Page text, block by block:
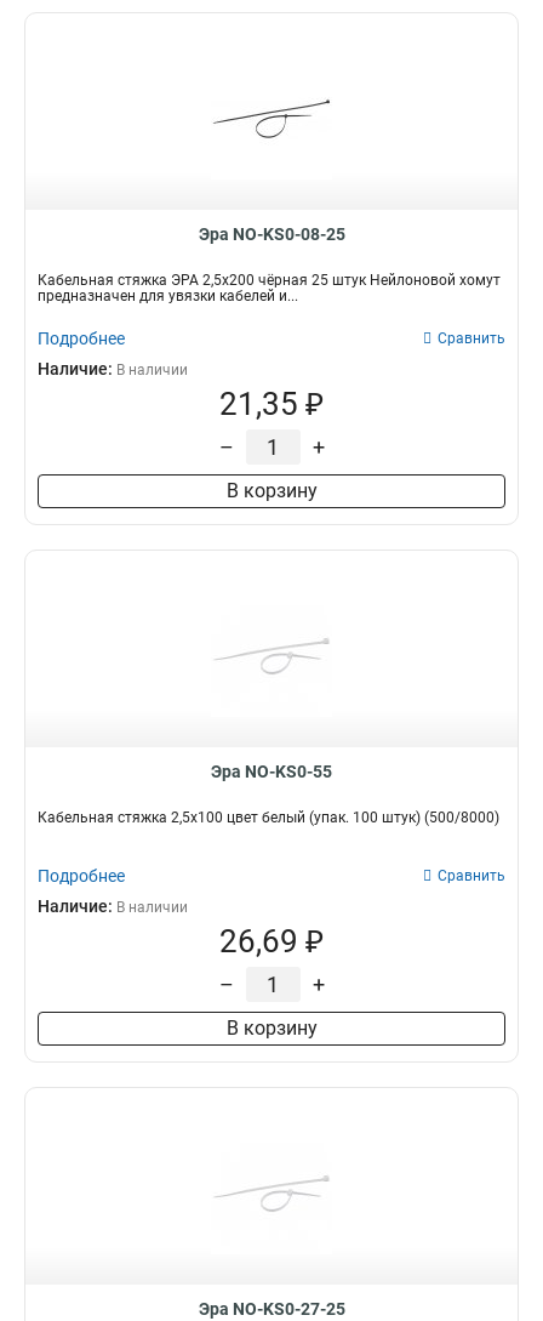
Эра NO-KS0-08-25
Кабельная стяжка ЭРА 2,5х200 чёрная 25 штук Нейлоновой хомут
предназначен для увязки кабелей и...
Подробнее Сравнить
Наличие: В наличии
21,35 ₽
– +
В корзину
Эра NO-KS0-55
Кабельная стяжка 2,5х100 цвет белый (упак. 100 штук) (500/8000)
Подробнее Сравнить
Наличие: В наличии
26,69 ₽
– +
В корзину
Эра NO-KS0-27-25